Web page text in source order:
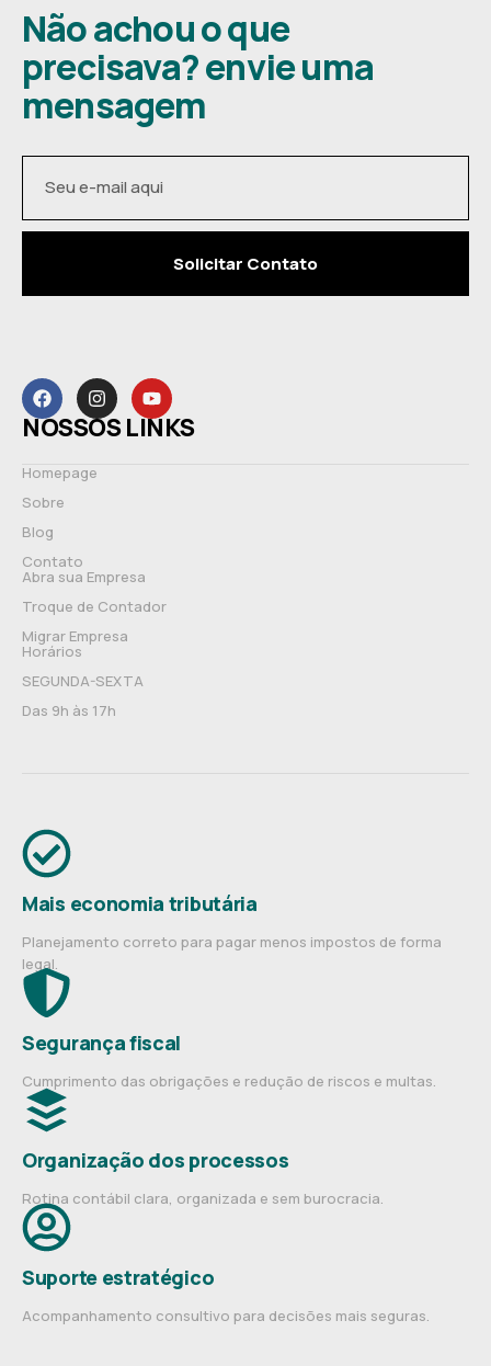
Não achou o que
precisava? envie uma
mensagem
Solicitar Contato
NOSSOS LINKS
Homepage
Sobre
Blog
Contato
Abra sua Empresa
Troque de Contador
Migrar Empresa
Horários
SEGUNDA-SEXTA
Das 9h às 17h
Mais economia tributária
Planejamento correto para pagar menos impostos de forma
legal.
Segurança fiscal
Cumprimento das obrigações e redução de riscos e multas.
Organização dos processos
Rotina contábil clara, organizada e sem burocracia.
Suporte estratégico
Acompanhamento consultivo para decisões mais seguras.